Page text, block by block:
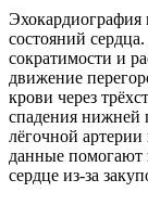
состояний
сократимости и
движение
крови через
спадения нижней
лёгочной
данные помогают
сердце из‑за